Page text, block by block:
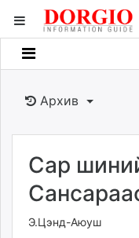
Мэдээллийн
Банк санхүү
Бизнес ААН
Төрийн
Нийслэлийн
dorgio.mn
Архив
Сар
Э.Цэнд-Аюуш